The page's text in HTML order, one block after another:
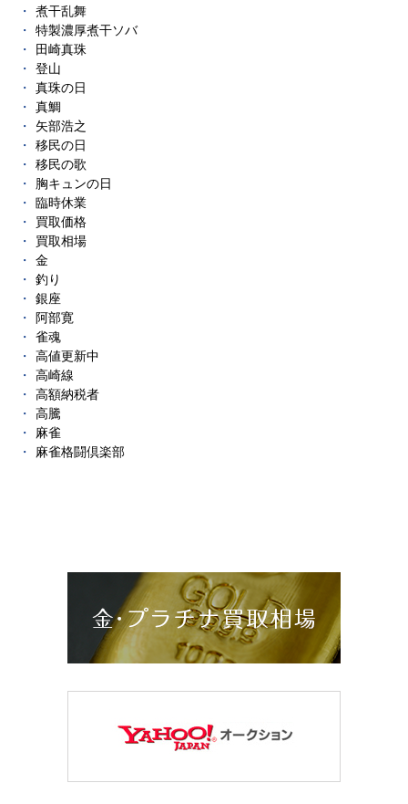
煮干乱舞
特製濃厚煮干ソバ
田崎真珠
登山
真珠の日
真鯛
矢部浩之
移民の日
移民の歌
胸キュンの日
臨時休業
買取価格
買取相場
金
釣り
銀座
阿部寛
雀魂
高値更新中
高崎線
高額納税者
高騰
麻雀
麻雀格闘倶楽部